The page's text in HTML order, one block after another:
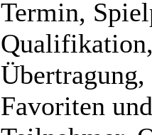
Termin,
Favoriten